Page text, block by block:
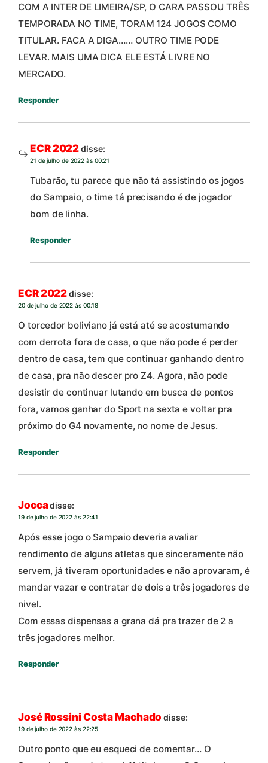
COM A INTER DE LIMEIRA/SP, O CARA PASSOU TRÊS
TEMPORADA NO TIME, TORAM 124 JOGOS COMO
TITULAR. FACA A DIGA…… OUTRO TIME PODE
LEVAR. MAIS UMA DICA ELE ESTÁ LIVRE NO
MERCADO.
Responder
ECR 2022disse:
21 de julho de 2022 às 00:21
Tubarão, tu parece que não tá assistindo os jogos
do Sampaio, o time tá precisando é de jogador
bom de linha.
Responder
ECR 2022disse:
20 de julho de 2022 às 00:18
O torcedor boliviano já está até se acostumando
com derrota fora de casa, o que não pode é perder
dentro de casa, tem que continuar ganhando dentro
de casa, pra não descer pro Z4. Agora, não pode
desistir de continuar lutando em busca de pontos
fora, vamos ganhar do Sport na sexta e voltar pra
próximo do G4 novamente, no nome de Jesus.
Responder
Joccadisse:
19 de julho de 2022 às 22:41
Após esse jogo o Sampaio deveria avaliar
rendimento de alguns atletas que sinceramente não
servem, já tiveram oportunidades e não aprovaram, é
mandar vazar e contratar de dois a três jogadores de
nivel.
Com essas dispensas a grana dá pra trazer de 2 a
três jogadores melhor.
Responder
José Rossini Costa Machado disse:
19 de julho de 2022 às 22:25
Outro ponto que eu esqueci de comentar… O